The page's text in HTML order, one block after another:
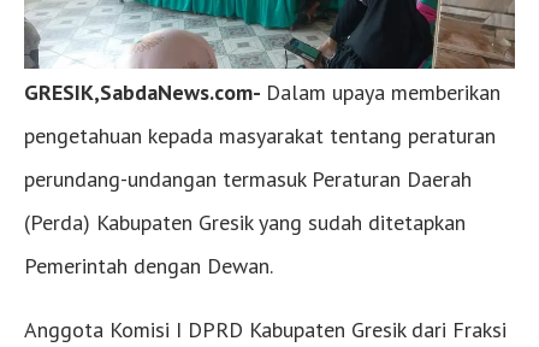
GRESIK,SabdaNews.com- Dalam upaya memberikan
pengetahuan kepada masyarakat tentang peraturan
perundang-undangan termasuk Peraturan Daerah
(Perda) Kabupaten Gresik yang sudah ditetapkan
Pemerintah dengan Dewan.
Anggota Komisi I DPRD Kabupaten Gresik dari Fraksi